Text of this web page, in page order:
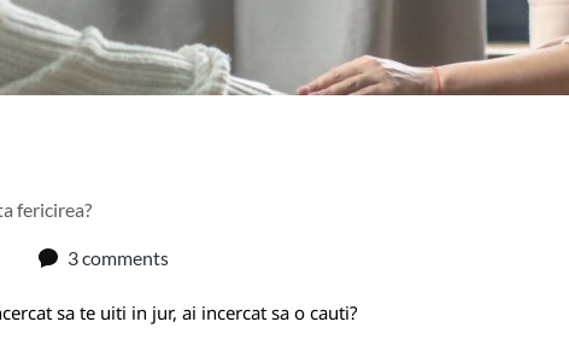
fericirea?
3 comments
sa te uiti in jur, ai incercat sa o cauti?